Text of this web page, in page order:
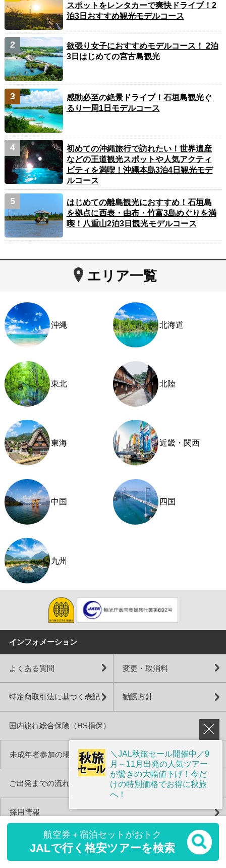
航空券＋宿泊セットがおトク
JALで行く格安ツアーを検索
スポットをレンタカーで爽快ドライブ！2
泊3日おすすめ観光モデルコース
欲張り女子におすすめモデルコース！ 2泊
3日はじめての宮古島観光
感動必至の絶景ドライブ！石垣島観光ぐ
るり一周1日モデルコース
初めての沖縄旅行で訪れたい！世界遺産
などの王道観光スポットや人気アクティ
ビティを満喫！沖縄本島3泊4日観光モデ
ルコース
はじめての離島観光におすすめ！石垣島
を拠点に西表・由布・竹富3島めぐりを満
喫！八重山2泊3日観光モデルコース
エリア一覧
沖縄 北海道
東北 北陸
東海 近畿・関西
中国 四国
九州
インフォメーション
よくある質問 変更・取消料
特定商取引法に基づく表記 勧誘方針
国内旅行総合保険（HS損保）
未成年者参加の場合の親権者同意書
ご出発までの流れ・当日のお手続き
採用情報
国内旅行・ツアー
+
＼JAL秋旅セール開催中／9
月～11月出発の人気ツアー
が驚きの大幅値下げ！今だ
けの特別価格でお得に秋旅
へ！